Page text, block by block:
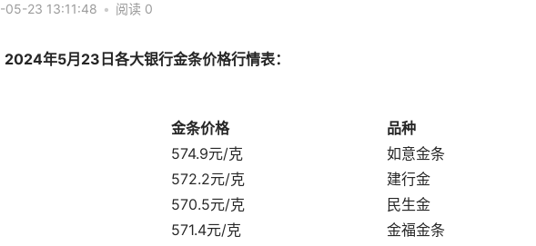
05-23 13:11:48 • 阅读 0
年5月23日各大银行金条价格行情表：
金条价格
品种
574.9元/克
如意金条
572.2元/克
建行金
570.5元/克
民生金
571.4元/克
金福金条